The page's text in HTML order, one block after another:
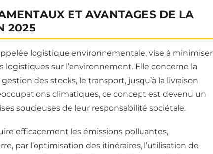
ET AVANTAGES DE LA
2025
logistique environnementale, vise à minimiser
logistiques sur l’environnement. Elle concerne la
des stocks, le transport, jusqu’à la livraison
climatiques, ce concept est devenu un
soucieuses de leur responsabilité sociétale.
efficacement les émissions polluantes,
par l’optimisation des itinéraires, l’utilisation de